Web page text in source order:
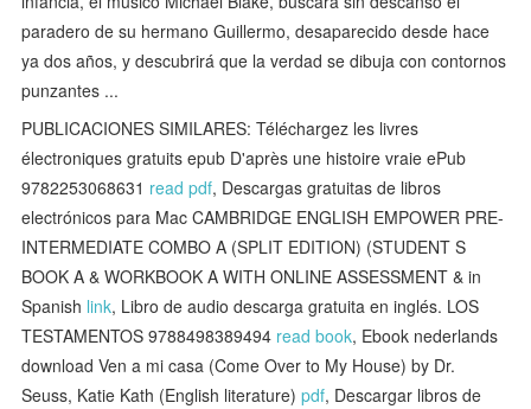
paradero de su hermano Guillermo, desaparecido desde hace
ya dos años, y descubrirá que la verdad se dibuja con contornos
punzantes ...
PUBLICACIONES SIMILARES: Téléchargez les livres
électroniques gratuits epub D'après une histoire vraie ePub
9782253068631 read pdf, Descargas gratuitas de libros
electrónicos para Mac CAMBRIDGE ENGLISH EMPOWER PRE-
INTERMEDIATE COMBO A (SPLIT EDITION) (STUDENT S
BOOK A & WORKBOOK A WITH ONLINE ASSESSMENT & in
Spanish link, Libro de audio descarga gratuita en inglés. LOS
TESTAMENTOS 9788498389494 read book, Ebook nederlands
download Ven a mi casa (Come Over to My House) by Dr.
Seuss, Katie Kath (English literature)pdf, Descargar libros de